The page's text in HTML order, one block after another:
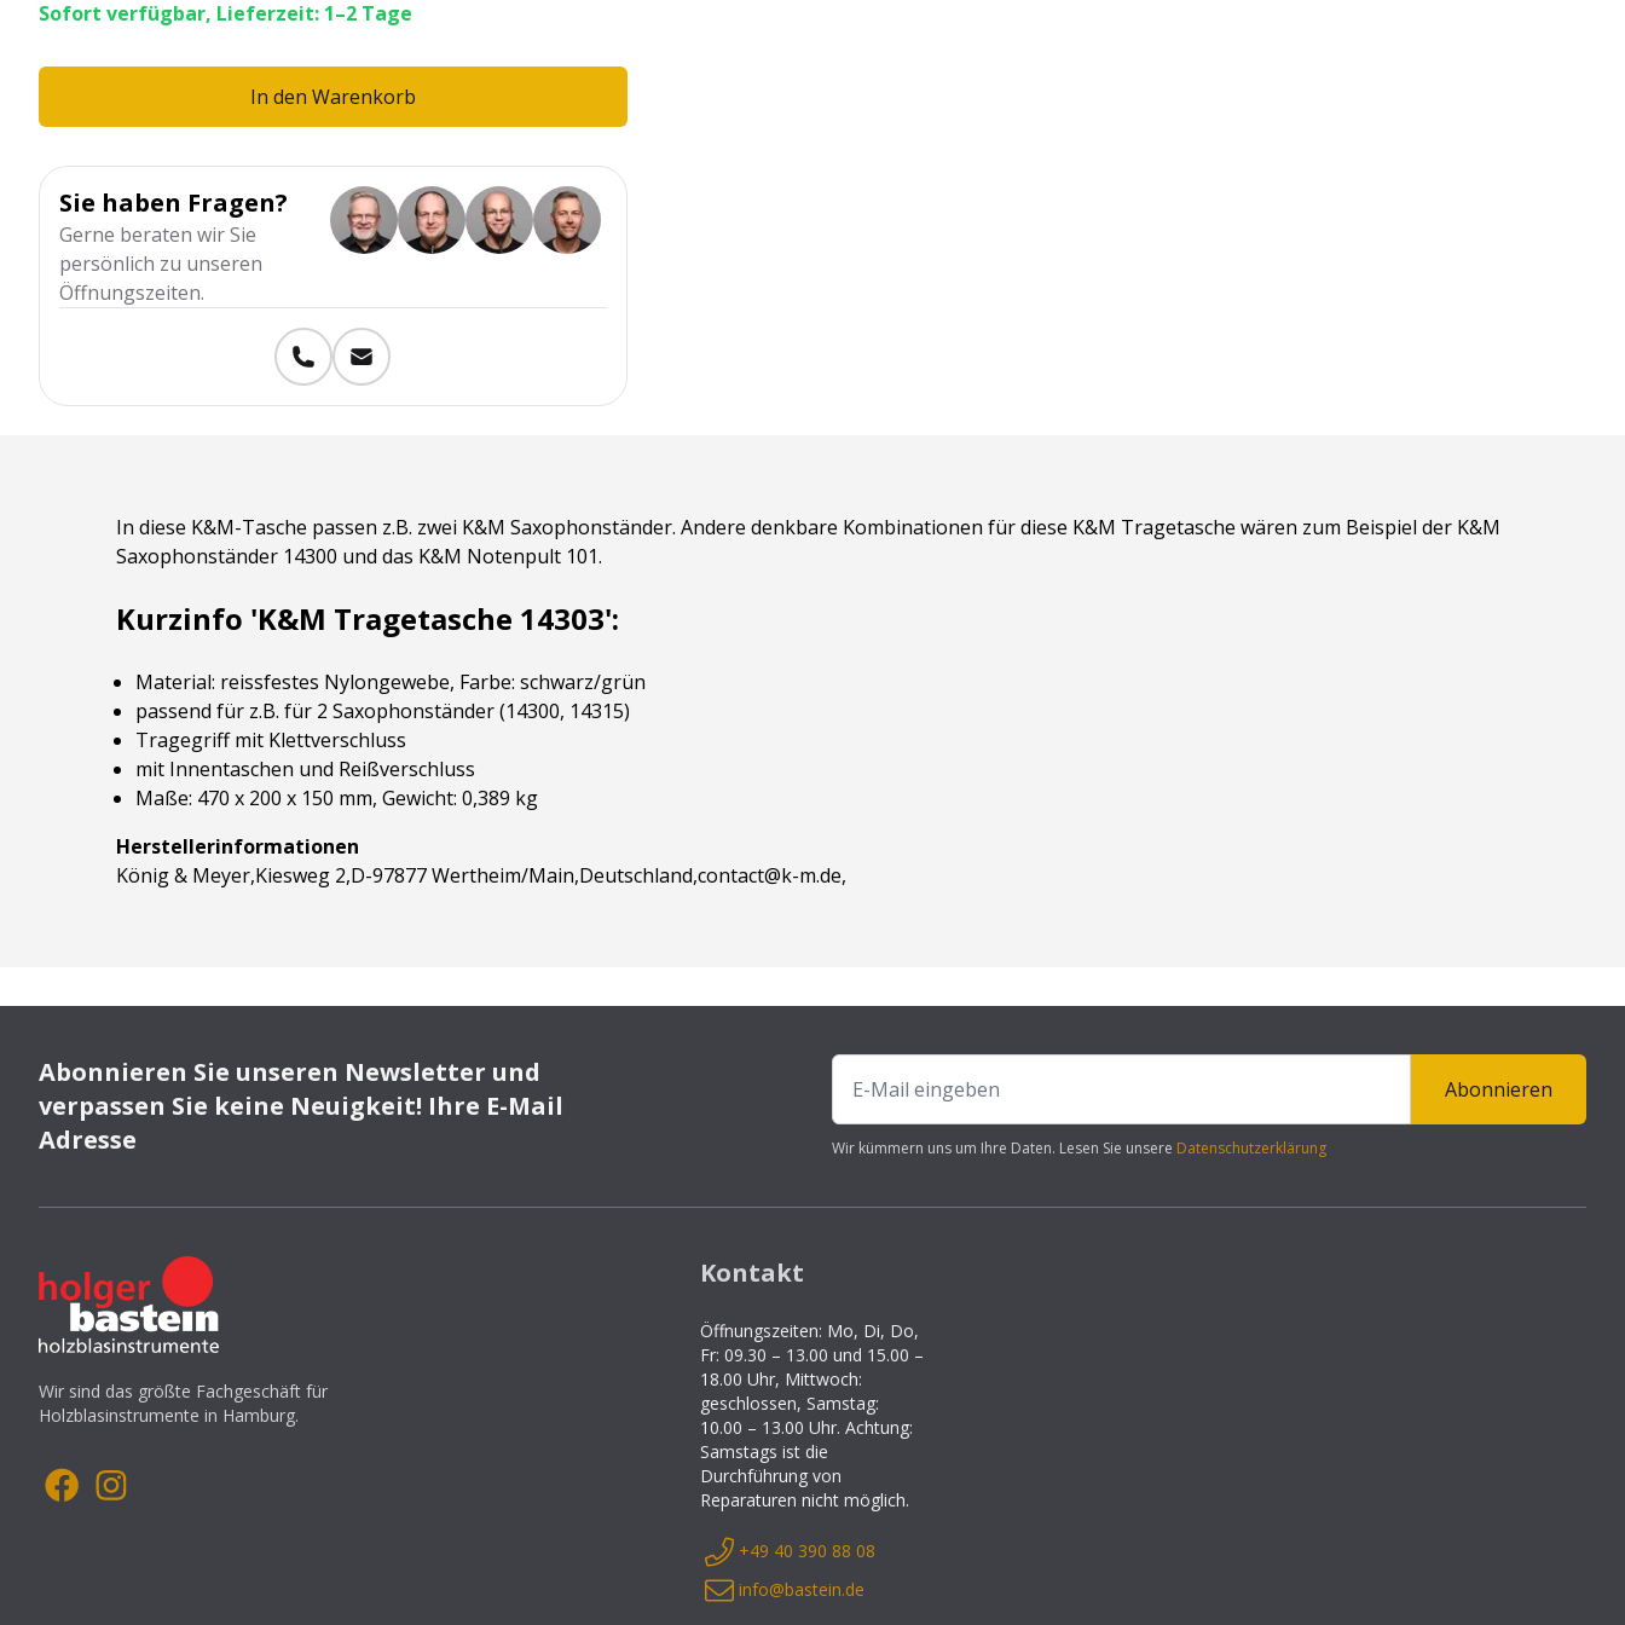
Sofort verfügbar, Lieferzeit: 1–2 Tage
In den Warenkorb
Sie haben Fragen?
Gerne beraten wir Sie
persönlich zu unseren
Öffnungszeiten.
In diese K&M-Tasche passen z.B. zwei K&M Saxophonständer. Andere denkbare Kombinationen für diese K&M Tragetasche wären zum Beispiel der K&M
Saxophonständer 14300 und das K&M Notenpult 101.
Kurzinfo 'K&M Tragetasche 14303':
Material: reissfestes Nylongewebe, Farbe: schwarz/grün
passend für z.B. für 2 Saxophonständer (14300, 14315)
Tragegriff mit Klettverschluss
mit Innentaschen und Reißverschluss
Maße: 470 x 200 x 150 mm, Gewicht: 0,389 kg
Herstellerinformationen
König & Meyer,Kiesweg 2,D-97877 Wertheim/Main,Deutschland,contact@k-m.de,
Abonnieren Sie unseren Newsletter und
verpassen Sie keine Neuigkeit! Ihre E-Mail
Adresse
Abonnieren
Wir kümmern uns um Ihre Daten. Lesen Sie unsere Datenschutzerklärung
Wir sind das größte Fachgeschäft für
Holzblasinstrumente in Hamburg.
Kontakt
Öffnungszeiten: Mo, Di, Do,
Fr: 09.30 – 13.00 und 15.00 –
18.00 Uhr, Mittwoch:
geschlossen, Samstag:
10.00 – 13.00 Uhr. Achtung:
Samstags ist die
Durchführung von
Reparaturen nicht möglich.
+49 40 390 88 08
info@bastein.de